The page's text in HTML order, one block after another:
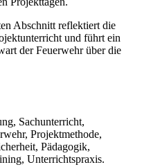
Abschnitt reflektiert die
und führt ein
der Feuerwehr über die
Sachunterricht,
Projektmethode,
Pädagogik,
Unterrichtspraxis.